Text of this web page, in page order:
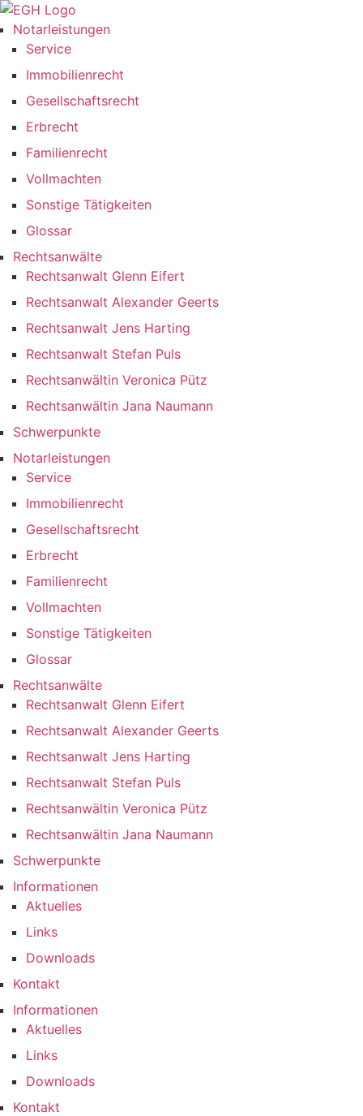
Zum
Inhalt
springen
Notarleistungen
Service
Immobilienrecht
Gesellschaftsrecht
Erbrecht
Familienrecht
Vollmachten
Sonstige Tätigkeiten
Glossar
Rechtsanwälte
Rechtsanwalt Glenn Eifert
Rechtsanwalt Alexander Geerts
Rechtsanwalt Jens Harting
Rechtsanwalt Stefan Puls
Rechtsanwältin Veronica Pütz
Rechtsanwältin Jana Naumann
Schwerpunkte
Notarleistungen
Service
Immobilienrecht
Gesellschaftsrecht
Erbrecht
Familienrecht
Vollmachten
Sonstige Tätigkeiten
Glossar
Rechtsanwälte
Rechtsanwalt Glenn Eifert
Rechtsanwalt Alexander Geerts
Rechtsanwalt Jens Harting
Rechtsanwalt Stefan Puls
Rechtsanwältin Veronica Pütz
Rechtsanwältin Jana Naumann
Schwerpunkte
Informationen
Aktuelles
Links
Downloads
Kontakt
Informationen
Aktuelles
Links
Downloads
Kontakt